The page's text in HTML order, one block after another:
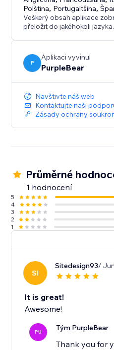
Polština, Portugaltšina,
Veškerý obsah aplikace
přeložit do jakéhokoli jazyka.
P
Aplikaci vyvinul
PurpleBear
Navštivte náš web
Kontaktujte naši
Zásady ochrany
Průměrné
1 hodnocení
5
4
3
2
1
SI
Sitedesign93/
It is great!
Awesome!
PU Tým PurpleBear
Thank you for